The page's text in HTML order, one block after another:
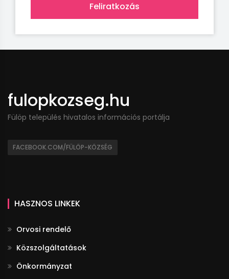
Feliratkozás
fulopkozseg.hu
Fülöp település hivatalos információs portálja
FACEBOOK.COM/FÜLÖP-KÖZSÉG
HASZNOS LINKEK
Orvosi rendelő
Közszolgáltatások
Önkormányzat